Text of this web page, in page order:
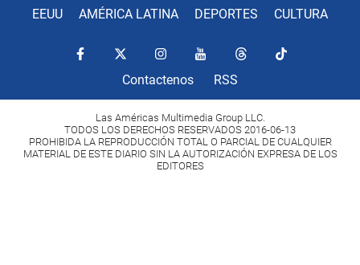
EEUU AMÉRICA LATINA DEPORTES CULTURA
Contactenos RSS
Las Américas Multimedia Group LLC.
TODOS LOS DERECHOS RESERVADOS 2016-06-13
PROHIBIDA LA REPRODUCCIÓN TOTAL O PARCIAL DE CUALQUIER
MATERIAL DE ESTE DIARIO SIN LA AUTORIZACIÓN EXPRESA DE LOS
EDITORES